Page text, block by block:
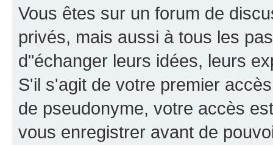
Vous êtes sur un forum de
privés, mais aussi à tous les
d"échanger leurs idées, leurs
S'il s'agit de votre premier
de pseudonyme, votre accès
vous enregistrer avant de